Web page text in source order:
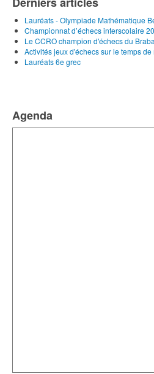
Lauréats - Olympiade Mathématique
Championnat d’échecs interscolaire
Le CCRO champion d'échecs du
Activités jeux d'échecs sur le temps de
Lauréats 6e grec
Agenda